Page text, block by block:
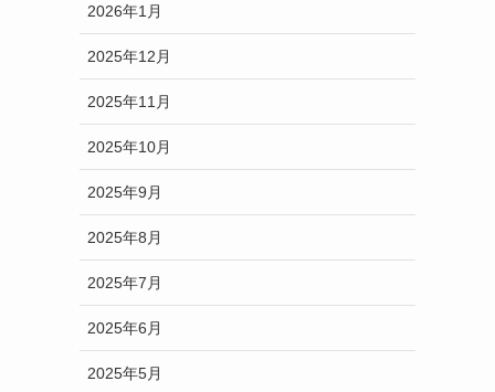
2026年1月
2025年12月
2025年11月
2025年10月
2025年9月
2025年8月
2025年7月
2025年6月
2025年5月